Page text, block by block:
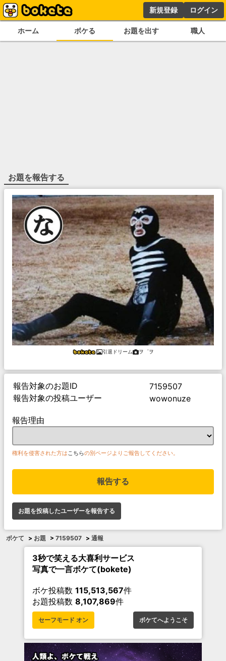
新規登録 ログイン
ホーム ボケる お題を出す 職人
お題を報告する
引退ドリーム ヲ゜ヲ
報告対象のお題ID
7159507
報告対象の投稿ユーザー
wowonuze
報告理由
権利を侵害された方は こちらの別ページよりご報告してください。
報告する
お題を投稿したユーザーを報告する
ボケて > お題 > 7159507 > 通報
3秒で笑える大喜利サービス
写真で一言ボケて(bokete)
ボケ投稿数 115,513,567件
お題投稿数 8,107,869件
セーフモード オン ボケてへようこそ